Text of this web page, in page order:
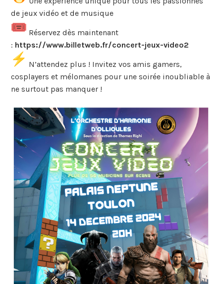
de jeux vidéo et de musique
Réservez dès maintenant
: https://www.billetweb.fr/concert-jeux-video2
N’attendez plus ! Invitez vos amis gamers,
cosplayers et mélomanes pour une soirée inoubliable à
ne surtout pas manquer !